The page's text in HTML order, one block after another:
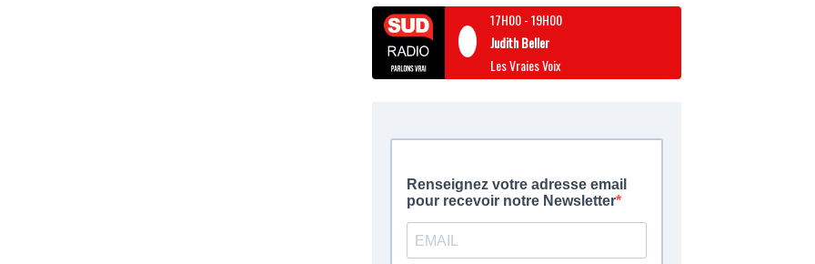
17H00-19H00
Judith Beller
Les Vraies Voix